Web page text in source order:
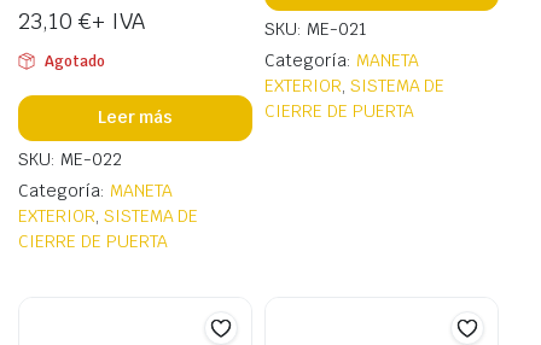
23,10 €+ IVA
Agotado
Leer más
SKU: ME-022
Categoría: MANETA
EXTERIOR, SISTEMA DE
CIERRE DE PUERTA
SKU: ME-021
Categoría: MANETA
EXTERIOR, SISTEMA DE
CIERRE DE PUERTA